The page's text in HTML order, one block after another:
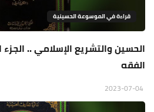
قراءة في الموسوعة الحسينية
الحسين والتشريع الإسلامي ..
الفقه